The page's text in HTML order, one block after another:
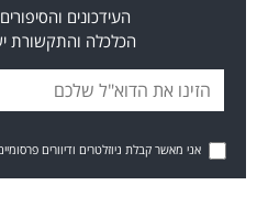
העידכונים
הכלכלה והתקשורת
אני מאשר קבלת ניוזלטרים ודיוורים